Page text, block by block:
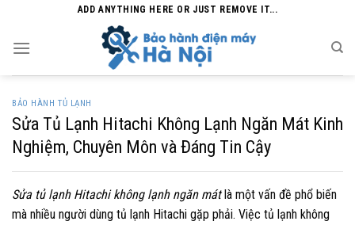
content
ADD ANYTHING HERE OR JUST REMOVE IT...
BẢO HÀNH TỦ LẠNH
Sửa Tủ Lạnh Hitachi Không Lạnh Ngăn Mát Kinh
Nghiệm, Chuyên Môn và Đáng Tin Cậy
Sửa tủ lạnh Hitachi không lạnh ngăn mátlà một vấn đề phổ biến
mà nhiều người dùng tủ lạnh Hitachi gặp phải. Việc tủ lạnh không